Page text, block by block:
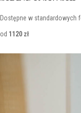
Dostępne w standardowych
od 1120 zł